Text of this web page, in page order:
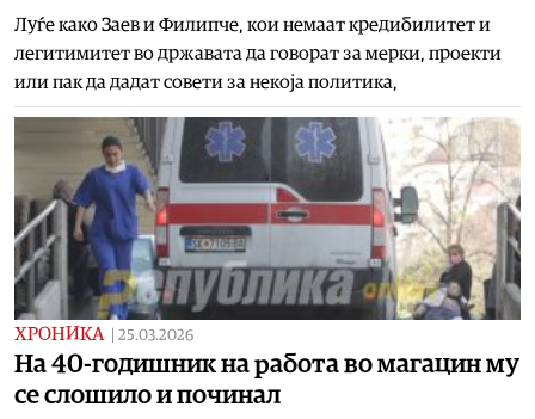
Луѓе како Заев и Филипче, кои немаат кредибилитет и
легитимитет во државата да говорат за мерки, проекти
или пак да дадат совети за некоја политика,
ХРОНИКА 25.03.2026
На 40-годишник на работа во магацин му
се слошило и починал